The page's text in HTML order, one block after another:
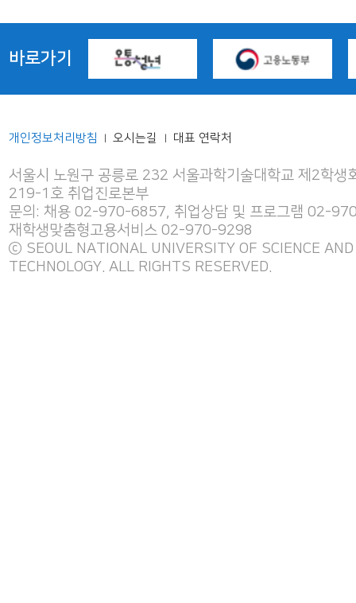
바로가기
개인정보처리방침 | 오시는길 | 대표 연락처
서울시 노원구 공릉로 232 서울과학기술대학교 제2학생
219-1호 취업진로본부
문의: 채용 02-970-6857, 취업상담 및 프로그램 02-
재학생맞춤형고용서비스 02-970-9298
ⓒ SEOUL NATIONAL UNIVERSITY OF SCIENCE AND
TECHNOLOGY. ALL RIGHTS RESERVED.